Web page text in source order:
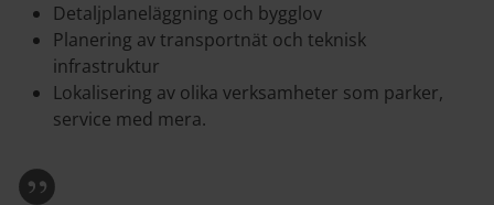
Detaljplaneläggning och bygglov
Planering av transportnät och teknisk
infrastruktur
Lokalisering av olika verksamheter som parker,
service med mera.